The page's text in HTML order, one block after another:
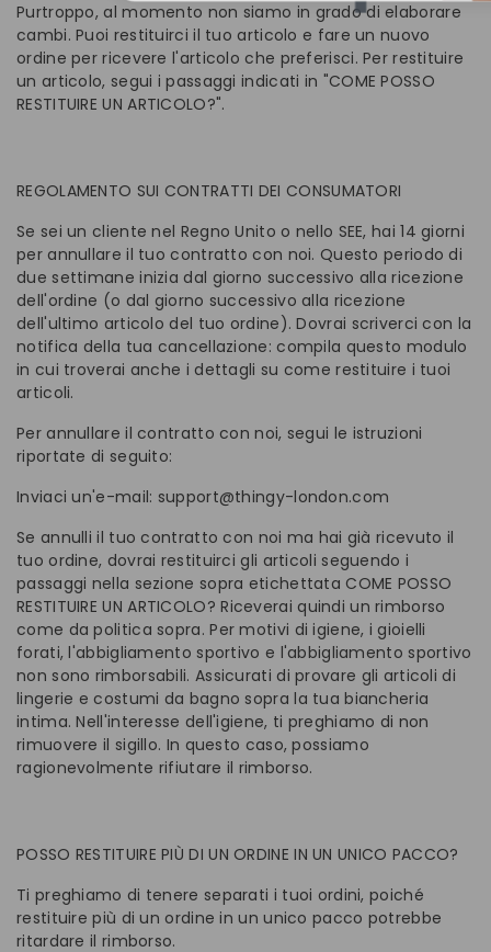
Purtroppo, al momento non siamo in grado di elaborare
cambi. Puoi restituirci il tuo articolo e fare un nuovo
ordine per ricevere l'articolo che preferisci. Per restituire
un articolo, segui i passaggi indicati in "COME POSSO
RESTITUIRE UN ARTICOLO?".
REGOLAMENTO SUI CONTRATTI DEI CONSUMATORI
Se sei un cliente nel Regno Unito o nello SEE, hai 14 giorni
per annullare il tuo contratto con noi. Questo periodo di
due settimane inizia dal giorno successivo alla ricezione
dell'ordine (o dal giorno successivo alla ricezione
dell'ultimo articolo del tuo ordine). Dovrai scriverci con la
notifica della tua cancellazione: compila questo modulo
in cui troverai anche i dettagli su come restituire i tuoi
articoli.
Per annullare il contratto con noi, segui le istruzioni
riportate di seguito:
Inviaci un'e-mail: support@thingy-london.com
Se annulli il tuo contratto con noi ma hai già ricevuto il
tuo ordine, dovrai restituirci gli articoli seguendo i
passaggi nella sezione sopra etichettata COME POSSO
RESTITUIRE UN ARTICOLO? Riceverai quindi un rimborso
come da politica sopra. Per motivi di igiene, i gioielli
forati, l'abbigliamento sportivo e l'abbigliamento sportivo
non sono rimborsabili. Assicurati di provare gli articoli di
lingerie e costumi da bagno sopra la tua biancheria
intima. Nell'interesse dell'igiene, ti preghiamo di non
rimuovere il sigillo. In questo caso, possiamo
ragionevolmente rifiutare il rimborso.
POSSO RESTITUIRE PIÙ DI UN ORDINE IN UN UNICO PACCO?
Ti preghiamo di tenere separati i tuoi ordini, poiché
restituire più di un ordine in un unico pacco potrebbe
ritardare il rimborso.